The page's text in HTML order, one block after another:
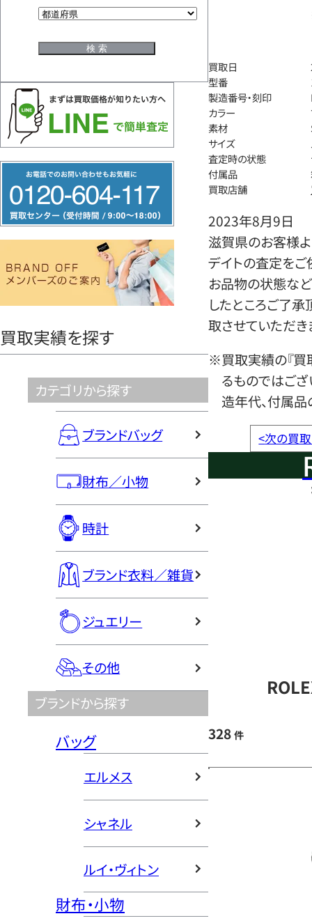
リ
ー
ヤ
買取実績を探す
カテゴリから探す
ブランドバッグ
財布／小物
時計
ブランド衣料／雑貨
ジュエリー
その他
ブランドから探す
バッグ
エルメス
シャネル
ルイ・ヴィトン
財布・小物
買取日
型番
製造番号・刻印
カラー
素材
サイズ
査定時の状態
付属品
買取店舗
2023年8月9日
滋賀県のお客様
デイトの査定をご
お品物の状態など
したところご了
取させていただき
※買取実績の『買
るものではござ
造年代、付属品
<次の買
328 件